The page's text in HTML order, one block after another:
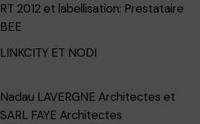
RT 2012 et labellisation: Prestataire
BEE
LINKCITY ET NODI
Nadau LAVERGNE Architectes et
SARL FAYE Architectes